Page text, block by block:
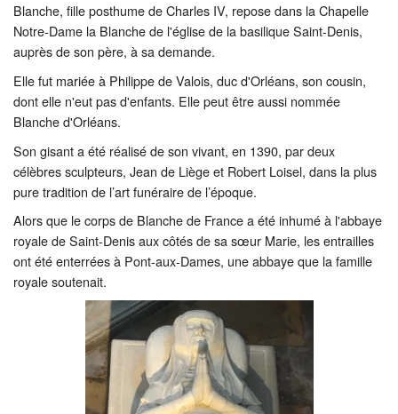
Blanche, fille posthume de Charles IV, repose dans la Chapelle
Notre-Dame la Blanche de l'église de la basilique Saint-Denis,
auprès de son père, à sa demande.
Elle fut mariée à Philippe de Valois, duc d'Orléans, son cousin,
dont elle n'eut pas d'enfants. Elle peut être aussi nommée
Blanche d'Orléans.
Son gisant a été réalisé de son vivant, en 1390, par deux
célèbres sculpteurs, Jean de Liège et Robert Loisel, dans la plus
pure tradition de l’art funéraire de l’époque.
Alors que le corps de Blanche de France a été inhumé à l'abbaye
royale de Saint-Denis aux côtés de sa sœur Marie, les entrailles
ont été enterrées à Pont-aux-Dames, une abbaye que la famille
royale soutenait.